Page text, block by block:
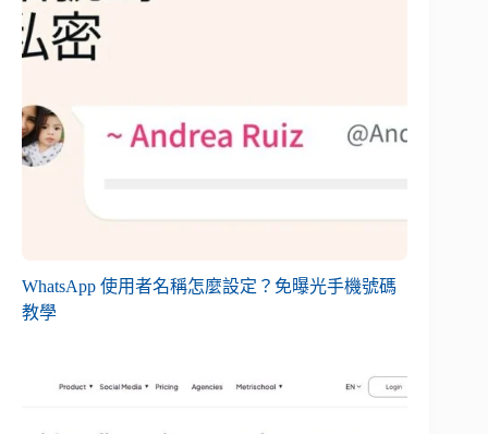
WhatsApp 使用者名稱怎麼設定？免曝光手機號碼
教學